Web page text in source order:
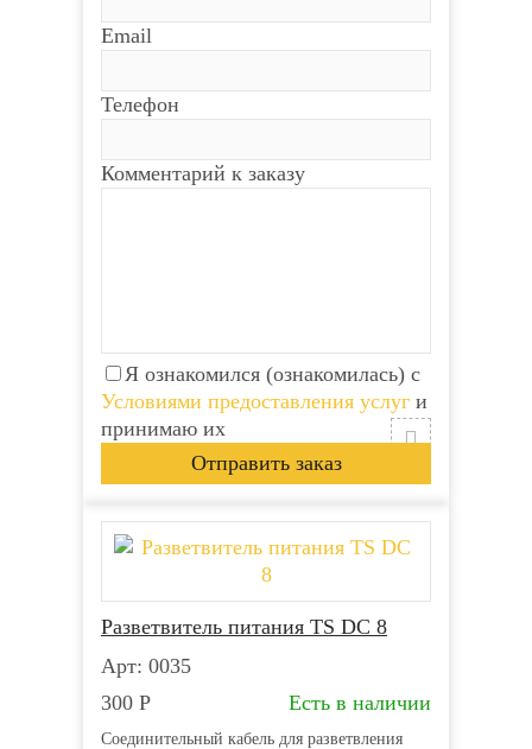
Email
Телефон
Комментарий к заказу
Я ознакомился (ознакомилась) с
Условиями предоставления услуг и
принимаю их
Разветвитель питания TS DC 8
Арт: 0035
300 Р Есть в наличии
Соединительный кабель для разветвления